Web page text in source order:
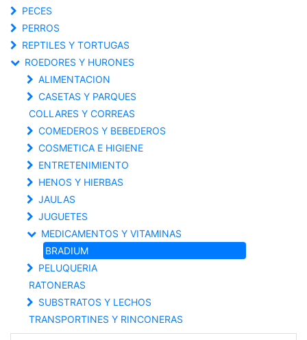
PECES
PERROS
REPTILES Y TORTUGAS
ROEDORES Y HURONES
ALIMENTACION
CASETAS Y PARQUES
COLLARES Y CORREAS
COMEDEROS Y BEBEDEROS
COSMETICA E HIGIENE
ENTRETENIMIENTO
HENOS Y HIERBAS
JAULAS
JUGUETES
MEDICAMENTOS Y VITAMINAS
BRADIUM
PELUQUERIA
RATONERAS
SUBSTRATOS Y LECHOS
TRANSPORTINES Y RINCONERAS